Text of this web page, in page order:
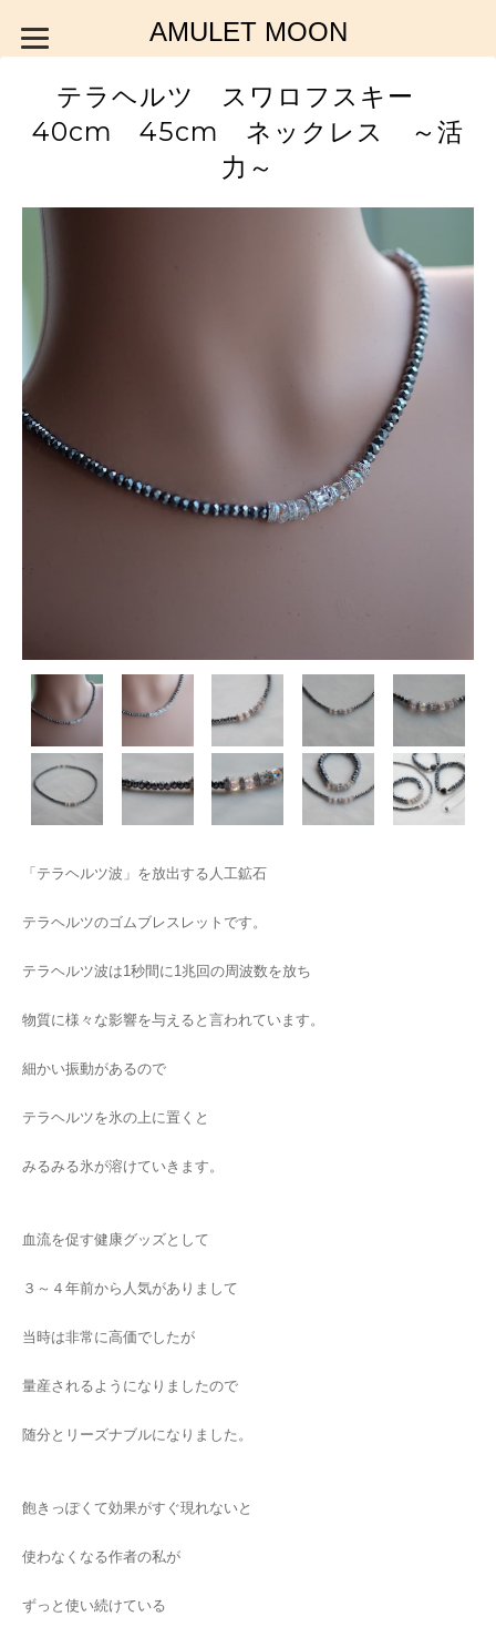
AMULET MOON
テラヘルツ スワロフスキー
40cm 45cm ネックレス ～活
力～
「テラヘルツ波」を放出する人工鉱石
テラヘルツのゴムブレスレットです。
テラヘルツ波は1秒間に1兆回の周波数を放ち
物質に様々な影響を与えると言われています。
細かい振動があるので
テラヘルツを氷の上に置くと
みるみる氷が溶けていきます。
血流を促す健康グッズとして
３～４年前から人気がありまして
当時は非常に高価でしたが
量産されるようになりましたので
随分とリーズナブルになりました。
飽きっぽくて効果がすぐ現れないと
使わなくなる作者の私が
ずっと使い続けている